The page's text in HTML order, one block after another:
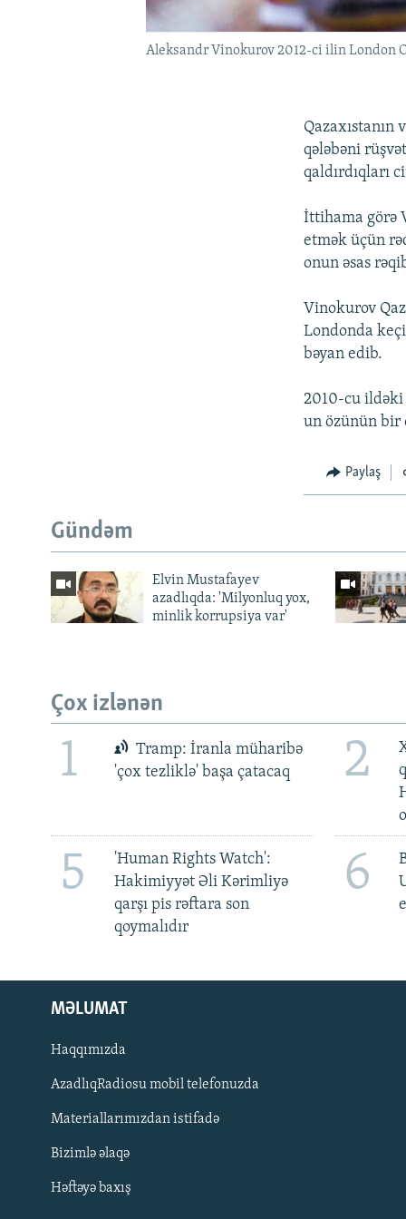
Aleksandr Vinokurov 2012-ci ilin London
qələbəni
qaldırdıqları
İttihama görə
etmək üçün
onun əsas
Vinokurov
Londonda
bəyan edib.
2010-cu ildəki
un özünün bir
Paylaş
Gündəm
Elvin Mustafayev
azadlıqda: 'Milyonluq yox,
minlik korrupsiya var'
Çox izlənən
1
Tramp: İranla müharibə
'çox tezliklə' başa çatacaq
2
5
'Human Rights Watch':
Hakimiyyət Əli Kərimliyə
qarşı pis rəftara son
qoymalıdır
6
MƏLUMAT
Haqqımızda
AzadlıqRadiosu mobil telefonuzda
Materiallarımızdan istifadə
Bizimlə əlaqə
Həftəyə baxış